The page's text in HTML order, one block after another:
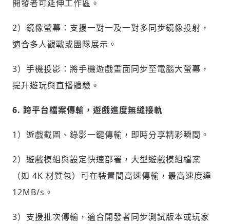
歡迎您加入《旭時報》
掌握國際政經脈動
參與下一波全球科技革命
請輸入發送到
開發者可延伸工作區。
2）鏡像螢幕：支援一對一及一對多同步鏡像投射，
適合多人觀戰或團隊展示。
3）手機投影：將手機遊戲畫面同步至電腦大螢幕，
提升遊玩與直播體驗。
6. 跨平台檔案傳輸，遊戲進度無縫接軌
1）遊戲截圖、錄影一鍵傳輸，即時分享精彩瞬間。
2）遊戲模組與設定快速部署，大型遊戲模組檔案
（如 4K 材質包）可在裝置間高速傳輸，最高速度達
12MB/s。
3）支援批次傳輸，適合開發者同步測試版本或玩家